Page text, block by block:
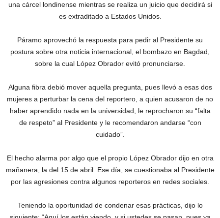
una cárcel londinense mientras se realiza un juicio que decidirá si
es extraditado a Estados Unidos.
Páramo aprovechó la respuesta para pedir al Presidente su
postura sobre otra noticia internacional, el bombazo en Bagdad,
sobre la cual López Obrador evitó pronunciarse.
Alguna fibra debió mover aquella pregunta, pues llevó a esas dos
mujeres a perturbar la cena del reportero, a quien acusaron de no
haber aprendido nada en la universidad, le reprocharon su “falta
de respeto” al Presidente y le recomendaron andarse “con
cuidado”.
El hecho alarma por algo que el propio López Obrador dijo en otra
mañanera, la del 15 de abril. Ese día, se cuestionaba al Presidente
por las agresiones contra algunos reporteros en redes sociales.
Teniendo la oportunidad de condenar esas prácticas, dijo lo